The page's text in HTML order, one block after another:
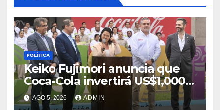
POLÍTICA
Keiko Fujimori anuncia que
Coca-Cola invertirá US$1,000
millones en 5 años
AGO 5, 2026 ADMIN